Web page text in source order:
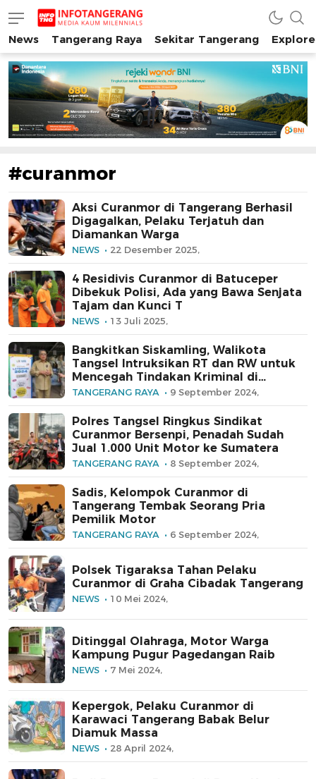
INFO TANGERANG
Media Kaum Millenials Tangerang Raya
News Tangerang Raya Sekitar Tangerang
#curanmor
Aksi Curanmor di Tangerang Berhasil
Digagalkan, Pelaku Terjatuh dan
Diamankan Warga
NEWS 22 Desember 2025,
4 Residivis Curanmor di Batuceper
Dibekuk Polisi, Ada yang Bawa Senjata
Tajam dan Kunci T
NEWS 13 Juli 2025,
Bangkitkan Siskamling, Walikota
Tangsel Intruksikan RT dan RW untuk
Mencegah Tindakan Kriminal di
Lingkungan Sekitar
TANGERANG RAYA 9 September 2024,
Polres Tangsel Ringkus Sindikat
Curanmor Bersenpi, Penadah Sudah
Jual 1.000 Unit Motor ke Sumatera
TANGERANG RAYA 8 September 2024,
Sadis, Kelompok Curanmor di
Tangerang Tembak Seorang Pria
Pemilik Motor
TANGERANG RAYA 6 September 2024,
Polsek Tigaraksa Tahan Pelaku
Curanmor di Graha Cibadak Tangerang
NEWS 10 Mei 2024,
Ditinggal Olahraga, Motor Warga
Kampung Pugur Pagedangan Raib
NEWS 7 Mei 2024,
Kepergok, Pelaku Curanmor di
Karawaci Tangerang Babak Belur
Diamuk Massa
NEWS 28 April 2024,